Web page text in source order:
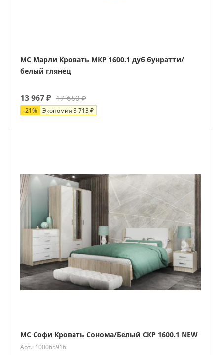
МС Марли Кровать МКР 1600.1 дуб бунратти/
белый глянец
13 967₽ 17 680₽
-21% Экономия 3 713 ₽
МС Софи Кровать Сонома/Белый СКР 1600.1 NEW
Арт.: 100065916